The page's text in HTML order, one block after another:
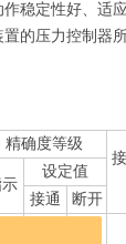
稳定性好、适
的压力控制器
精确度等级
设定值
接通
断开